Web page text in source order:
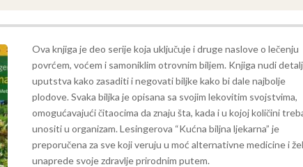
Ova knjiga je deo serije koja uključuje i druge naslove o lečenju
povrćem, voćem i samoniklim otrovnim biljem. Knjiga nudi
uputstva kako zasaditi i negovati biljke kako bi dale najbolje
plodove. Svaka biljka je opisana sa svojim lekovitim svojstvima,
omogućavajući čitaocima da znaju šta, kada i u kojoj količini
unositi u organizam. Lesingerova “Kućna biljna ljekarna” je
preporučena za sve koji veruju u moć alternativne medicine i
unaprede svoje zdravlje prirodnim putem.